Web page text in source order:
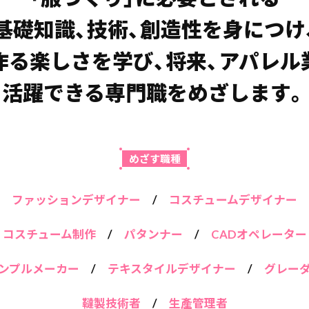
礎知識、技術、創造性を⾝につけ
楽しさを学び、 将来、アパレル
活躍できる専⾨職をめざします。
めざす職種
ファッションデザイナー / コスチュームデザイナー
コスチューム制作/ パタンナー / CADオペレーター
プルメーカー / テキスタイルデザイナー / グレー
韃製技術者 / ⽣產管理者